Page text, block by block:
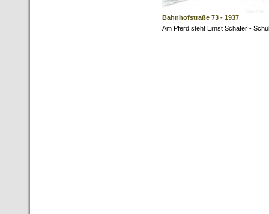
Bahnhofstraße 73 - 1937
Am Pferd steht Ernst Schäfer -